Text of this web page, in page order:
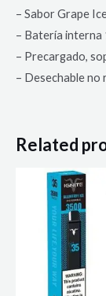
– Sabor Grape
– Batería interna
– Precargado,
– Desechable no
Related